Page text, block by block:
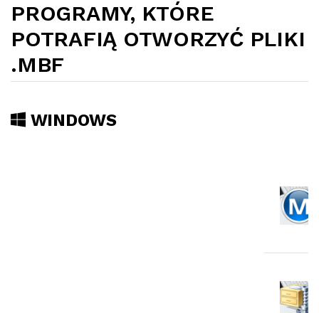
PROGRAMY, KTÓRE
POTRAFIĄ OTWORZYĆ PLIKI
.MBF
WINDOWS